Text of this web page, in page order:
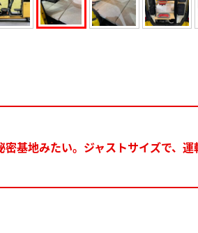
密基地みたい。ジャストサイズで、